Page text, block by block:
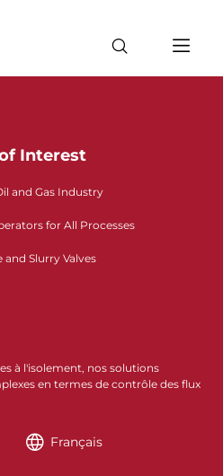
Interest
and Gas Industry
for All Processes
and Slurry Valves
à l'isolement, nos solutions
en termes de contrôle des flux
Français